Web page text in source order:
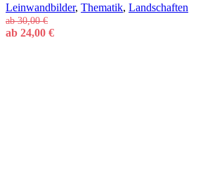
Leinwandbilder, Thematik, Landschaften
ab30,00€
ab 24,00 €